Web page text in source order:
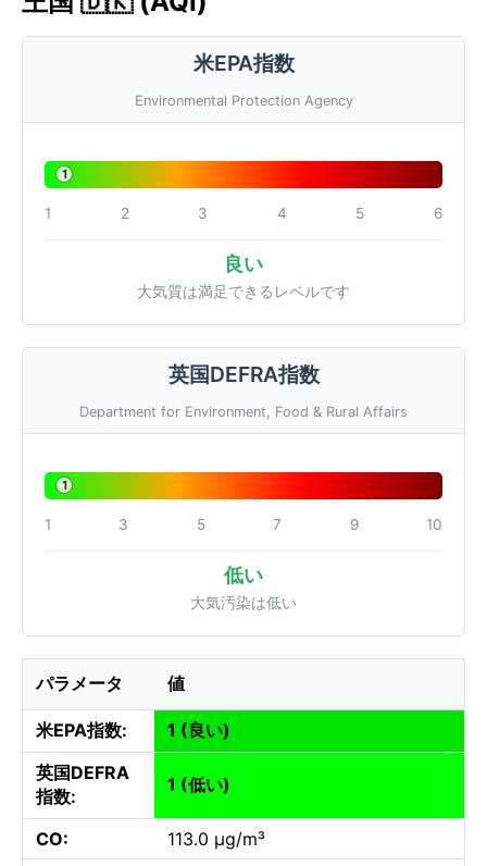
米EPA指数
Environmental Protection Agency
1
1 2 3 4 5 6
良い
大気質は満足できるレベルです
英国DEFRA指数
Department for Environment, Food & Rural Affairs
1
1 3 5 7 9 10
低い
大気汚染は低い
パラメータ 値
米EPA指数:
1 (良い)
英国DEFRA
指数:
1 (低い)
CO:
113.0 µg/m³